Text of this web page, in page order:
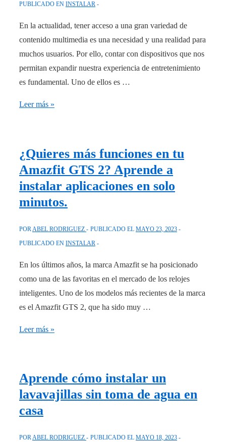
pocos
pasos
PUBLICADO EN INSTALAR
En la actualidad, tener acceso a una gran variedad de
contenido multimedia es una necesidad y una realidad para
muchos usuarios. Por ello, contar con dispositivos que nos
permitan expandir nuestra experiencia de entretenimiento
es fundamental. Uno de ellos es …
Aprende
Player
Lite
en
tu
TV
Stick
Leer más »
¿Quieres más funciones en tu
Amazfit GTS 2? Aprende a
instalar aplicaciones en solo
minutos.
POR ABEL RODRIGUEZ PUBLICADO EL MAYO 23, 2023
PUBLICADO EN INSTALAR
En los últimos años, la marca Amazfit se ha posicionado
como una de las favoritas en el mercado de los relojes
inteligentes. Uno de los modelos más recientes de la marca
es el Amazfit GTS 2, que ha sido muy …
¿Quieres
tu
Amazfit
GTS
Leer más »
Aprende cómo instalar un
lavavajillas sin toma de agua en
casa
POR ABEL RODRIGUEZ PUBLICADO EL MAYO 18, 2023